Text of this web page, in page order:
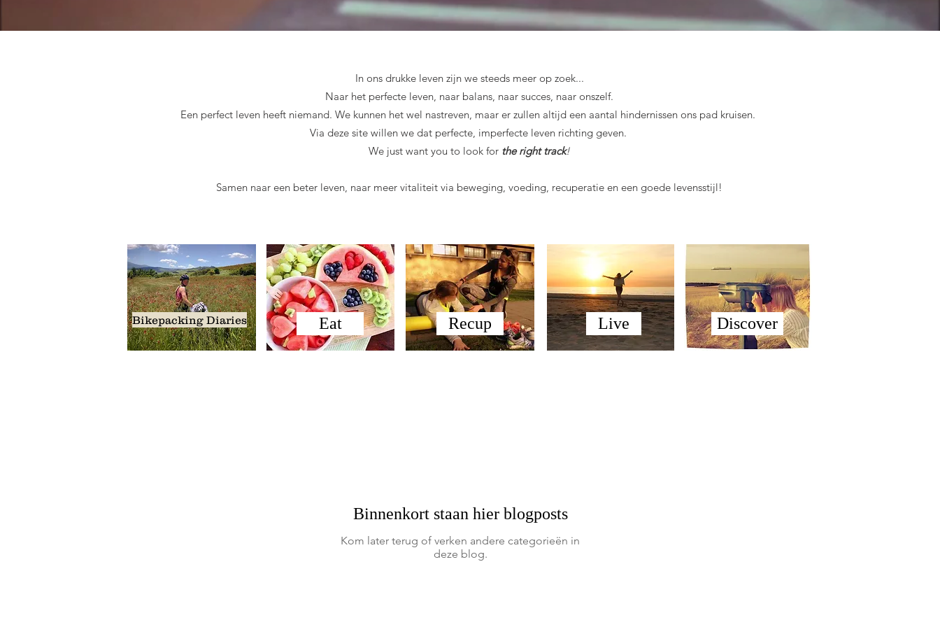
In ons drukke leven zijn we steeds meer op zoek...
Naar het perfecte leven, naar balans, naar succes, naar onszelf.
Een perfect leven heeft niemand. We kunnen het wel nastreven, maar er zullen altijd een aantal hindernissen ons pad kruisen.
Via deze site willen we dat perfecte, imperfecte leven richting geven.
We just want you to look for the right track!
Samen naar een beter leven, naar meer vitaliteit via beweging, voeding, recuperatie en een goede levensstijl!
Bikepacking Diaries Eat Recup Live Discover
Binnenkort staan hier blogposts
Kom later terug of verken andere categorieën in
deze blog.